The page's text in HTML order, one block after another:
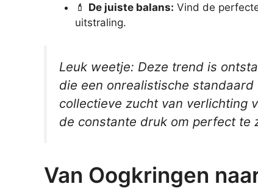
💄 De juiste balans: Vind de
uitstraling.
Leuk weetje: Deze trend is
die een onrealistische
collectieve zucht van verlichting
de constante druk om perfect te
Van Oogkringen